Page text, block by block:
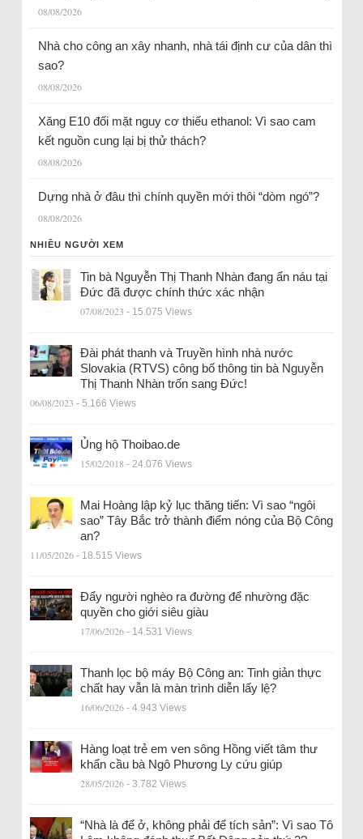
08/08/2026
Nhà cho công an xây nhanh, nhà tái định cư của dân thì
sao?
08/08/2026
Xăng E10 đối mặt nguy cơ thiếu ethanol: Vì sao cam
kết nguồn cung lại bị thử thách?
08/08/2026
Dựng nhà ở đâu thì chính quyền mới thôi “dòm ngó”?
08/08/2026
NHIỀU NGƯỜI XEM
Tin bà Nguyễn Thị Thanh Nhàn đang ẩn náu tại
Đức đã được chính thức xác nhận
07/08/2023 - 15.075 Views
Đài phát thanh và Truyền hình nhà nước
Slovakia (RTVS) công bố thông tin bà Nguyễn
Thị Thanh Nhàn trốn sang Đức!
06/08/2023 - 5.166 Views
Ủng hộ Thoibao.de
15/02/2018 - 24.076 Views
Mai Hoàng lập kỷ lục thăng tiến: Vì sao “ngôi
sao” Tây Bắc trở thành điểm nóng của Bộ Công
an?
11/05/2026 - 18.515 Views
Đẩy người nghèo ra đường để nhường đặc
quyền cho giới siêu giàu
17/06/2026 - 14.531 Views
Thanh lọc bộ máy Bộ Công an: Tinh giản thực
chất hay vẫn là màn trình diễn lấy lệ?
16/06/2026 - 4.943 Views
Hàng loạt trẻ em ven sông Hồng viết tâm thư
khẩn cầu bà Ngô Phương Ly cứu giúp
28/05/2026 - 3.782 Views
“Nhà là để ở, không phải để tích sản”: Vì sao Tô